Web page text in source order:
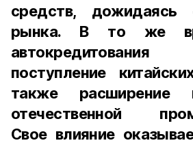
средств, дожидаясь
рынка. В то же
автокредитования
поступление
также расширение
отечественной
Свое влияние